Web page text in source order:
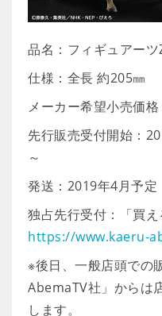
品名：フィギュアーツ
仕様：全長 約205㎜
メーカー希望小売価格
先行販売受付開始：
～
発送：2019年4月予定
独占先行受付：「買
https://www.kaeru-
※後日、一般店頭での
AbemaTV社」からは
します。